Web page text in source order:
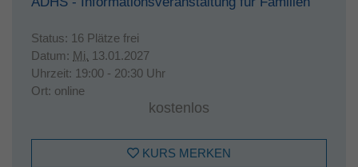
Status: 16 Plätze frei
Datum: Mi. 13.01.2027
Uhrzeit: 19:00 - 20:30 Uhr
Ort: online
kostenlos
KURS MERKEN